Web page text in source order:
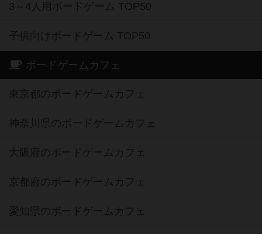
3～4人用ボードゲーム TOP50
子供向けボードゲーム TOP50
ボードゲームカフェ
東京都のボードゲームカフェ
神奈川県のボードゲームカフェ
大阪府のボードゲームカフェ
京都府のボードゲームカフェ
愛知県のボードゲームカフェ